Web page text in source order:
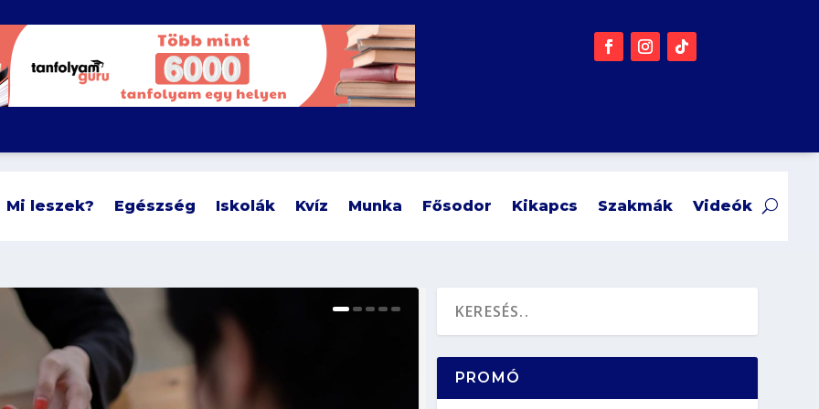
Mi leszek? Egészség Iskolák Kvíz Munka Fősodor Kikapcs Szakmák Videók
PROMÓ